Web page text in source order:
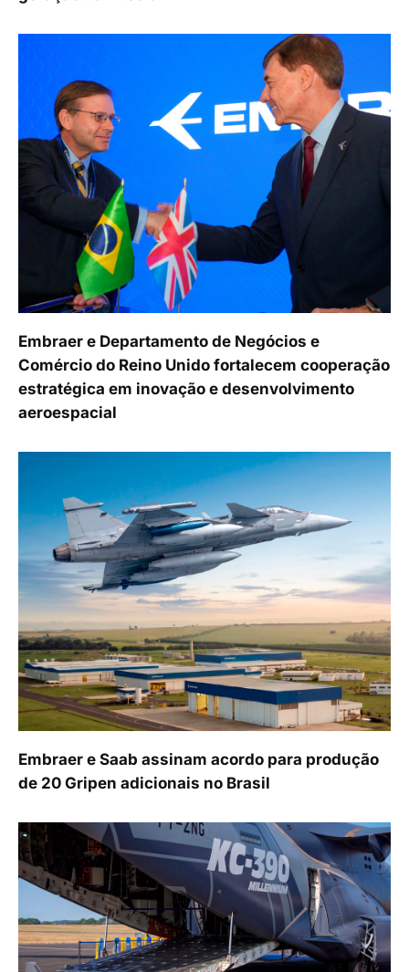
Embraer e Departamento de Negócios e
Comércio do Reino Unido fortalecem cooperação
estratégica em inovação e desenvolvimento
aeroespacial
Embraer e Saab assinam acordo para produção
de 20 Gripen adicionais no Brasil